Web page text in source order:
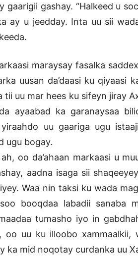
gashay. “Halkeed u
ay u jeedday. Inta uu sii
maraysay fasalka
uusan da’daasi ku qiyaasi
tii uu mar hees ku sifeyn jiray
ayaabad ka garanaysaa
uu gaariga ugu
ugu bogay.
oo da’ahaan markaasi u
aadna isaga sii
Waa nin taksi ku wada
booqdaa labadii sanaba
tumasho iyo in
oo uu ku illoobo xammaalkii,
ka mid noqotay curdanka uu